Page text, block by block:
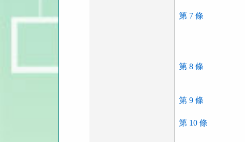
第 7 條
第 8 條
第 9 條
第 10 條